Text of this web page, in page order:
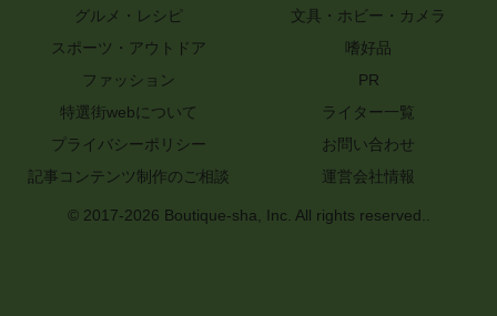
グルメ・レシピ
文具・ホビー・カメラ
スポーツ・アウトドア
嗜好品
ファッション
PR
特選街webについて
ライター一覧
プライバシーポリシー
お問い合わせ
記事コンテンツ制作のご相談
運営会社情報
© 2017-2026 Boutique-sha, Inc. All rights reserved..